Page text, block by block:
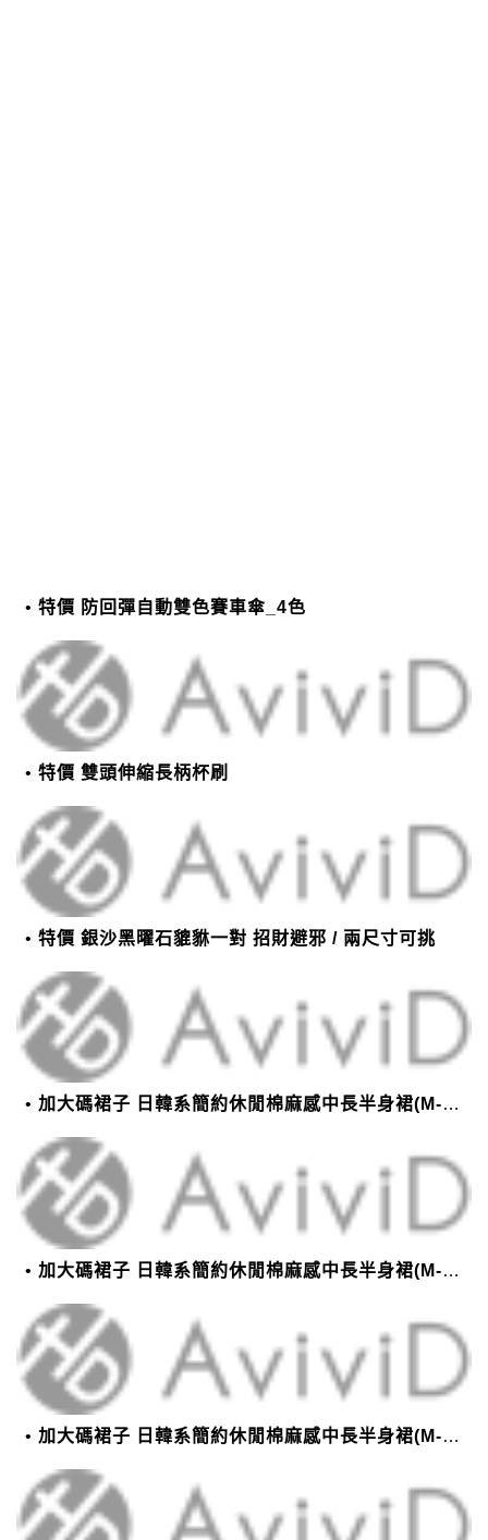
特價 防回彈自動雙色賽車傘_4色
特價 雙頭伸縮長柄杯刷
特價 銀沙黑曜石貔貅一對 招財避邪 / 兩尺寸可挑
加大碼裙子 日韓系簡約休閒棉麻感中長半身裙(M-2XL)【XMS54038】＊艾美時尚(現+預)
加大碼裙子 日韓系簡約休閒棉麻感中長半身裙(M-2XL)【XMS54038】＊艾美時尚(現+預)
加大碼裙子 日韓系簡約休閒棉麻感中長半身裙(M-2XL)【XMS54038】＊艾美時尚(現+預)